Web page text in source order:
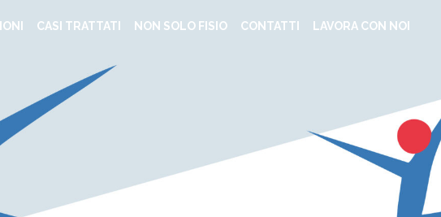
CASI TRATTATI NON SOLO FISIO CONTATTI LAVORA CON NOI